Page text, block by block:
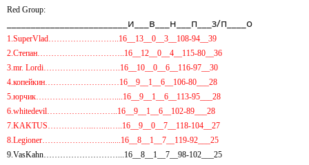
Red Group:
_________________________и___в___н___п___з/п____о
1.SuperVlad……………………..16__13__0__3__108-94__39
2.Степан…………………………..16__12__0__4__115-80__36
3.mr. Lordi……………………….16__10__0__6__116-97__30
4.копейкин………………………16__9__1__6__106-80___28
5.юрчик………………..………....16__9__1__6__113-95___28
6.whitedevil……………………..16__9__1__6__102-89___28
7.KAKTUS……………..…....…..16__9__0__7__118-104__27
8.Legioner……………………......16__8__1__7__119-92___25
9.VasKahn………………………...16__8__1__7__98-102___25